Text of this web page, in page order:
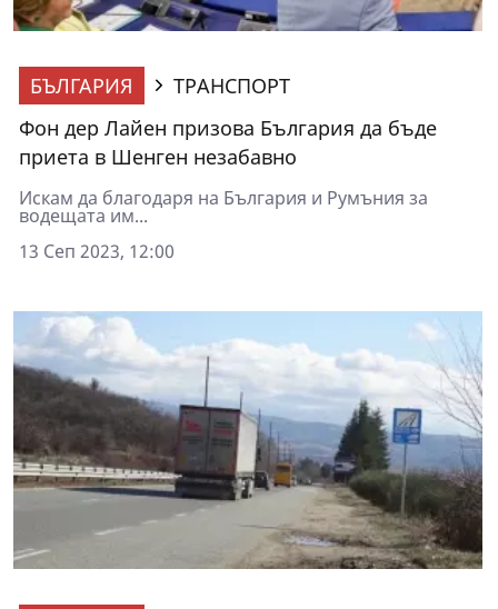
БЪЛГАРИЯ
ТРАНСПОРТ
Фон дер Лайен призова България да бъде
приета в Шенген незабавно
Искам да благодаря на България и Румъния за
водещата им...
13 Сеп 2023, 12:00